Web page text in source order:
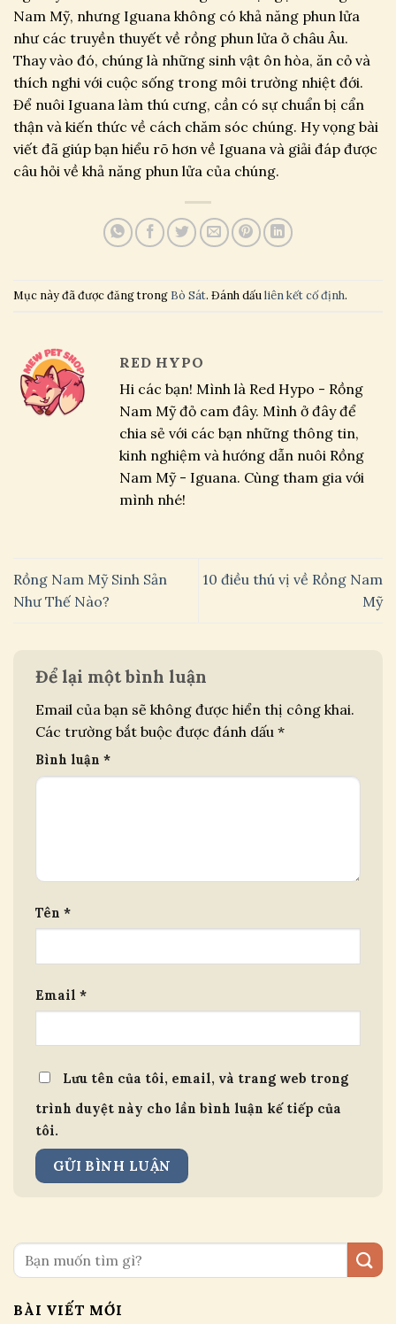
Nam Mỹ, nhưng Iguana không có khả năng phun lửa
như các truyền thuyết về rồng phun lửa ở châu Âu.
Thay vào đó, chúng là những sinh vật ôn hòa, ăn cỏ và
thích nghi với cuộc sống trong môi trường nhiệt đới.
Để nuôi Iguana làm thú cưng, cần có sự chuẩn bị cẩn
thận và kiến thức về cách chăm sóc chúng. Hy vọng bài
viết đã giúp bạn hiểu rõ hơn về Iguana và giải đáp được
câu hỏi về khả năng phun lửa của chúng.
Mục này đã được đăng trong Bò Sát. Đánh dấuliên kết cố định.
RED HYPO
Hi các bạn! Mình là Red Hypo - Rồng
Nam Mỹ đỏ cam đây. Mình ở đây để
chia sẻ với các bạn những thông tin,
kinh nghiệm và hướng dẫn nuôi Rồng
Nam Mỹ - Iguana. Cùng tham gia với
mình nhé!
Rồng Nam Mỹ Sinh Sản
Như Thế Nào?
10 điều thú vị về Rồng Nam
Mỹ
Để lại một bình luận
Email của bạn sẽ không được hiển thị công khai.
Các trường bắt buộc được đánh dấu *
Bình luận *
Tên *
Email *
Lưu tên của tôi, email, và trang web trong
trình duyệt này cho lần bình luận kế tiếp của
tôi.
BÀI VIẾT MỚI